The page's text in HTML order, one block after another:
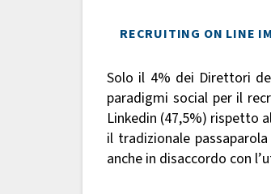
RECRUITING ON LINE
Solo il 4% dei Direttori
paradigmi social per il
Linkedin (47,5%) rispetto
il tradizionale
anche in disaccordo con